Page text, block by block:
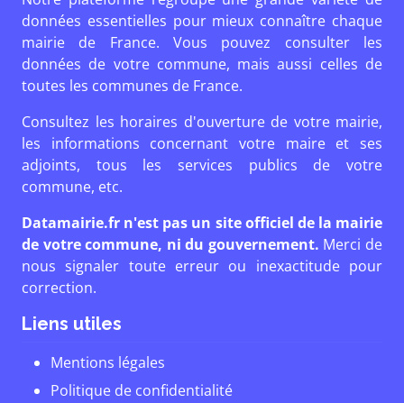
données essentielles pour mieux connaître chaque
mairie de France. Vous pouvez consulter les
données de votre commune, mais aussi celles de
toutes les communes de France.
Consultez les horaires d'ouverture de votre mairie,
les informations concernant votre maire et ses
adjoints, tous les services publics de votre
commune, etc.
Datamairie.fr n'est pas un site officiel de la mairie
de votre commune, ni du gouvernement. Merci de
nous signaler toute erreur ou inexactitude pour
correction.
Liens utiles
Mentions légales
Politique de confidentialité